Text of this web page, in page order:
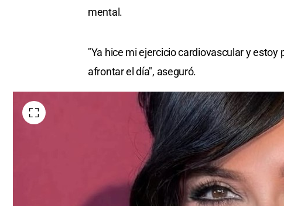
mental.
"Ya hice mi ejercicio cardiovascular y
afrontar el día", aseguró.